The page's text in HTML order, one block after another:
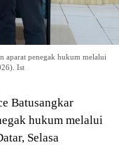
aparat penegak hukum melalui
Ist
Batusangkar
hukum melalui
Selasa